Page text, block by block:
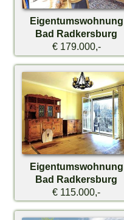
Eigentumswohnung
Bad Radkersburg
€ 179.000,-
Eigentumswohnung
Bad Radkersburg
€ 115.000,-